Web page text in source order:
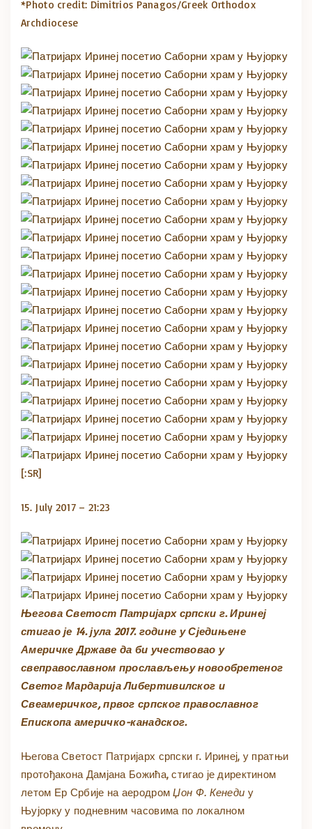
*Photo credit: Dimitrios Panagos/Greek Orthodox
Archdiocese
[:SR]
15. July 2017 – 21:23
Његова Светост Патријарх српски г. Иринеј
стигао је 14. јула 2017. године у Сједињене
Америчке Државе да би учествовао у
свеправославном прослављењу новообретеног
Светог Мардарија Либертивилског и
Свеамеричког, првог српског православног
Епископа америчко-канадског.
Његова Светост Патријарх српски г. Иринеј, у пратњи
протођакона Дамјана Божића, стигао је директином
летом Ер Србије на аеродромЏон Ф. Кенеди у
Њујорку у подневним часовима по локалном